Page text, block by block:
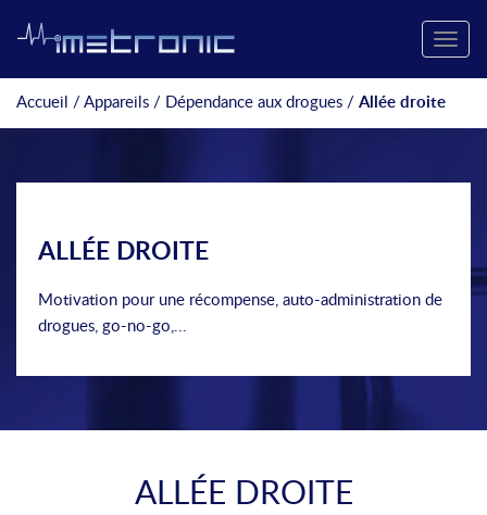
Toggle
Accueil /Appareils / Dépendance aux drogues / Allée droite
ALLÉE DROITE
Motivation pour une récompense, auto-administration de
drogues, go-no-go,...
ALLÉE DROITE